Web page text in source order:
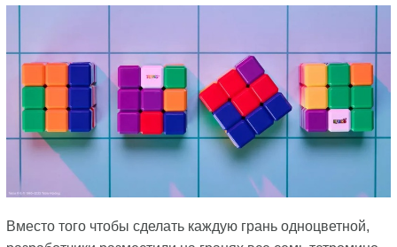
Вместо того чтобы сделать каждую грань одноцветной,